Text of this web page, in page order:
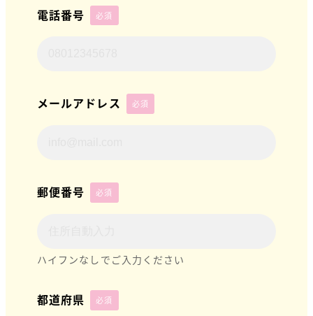
電話番号 必須
メールアドレス 必須
郵便番号 必須
ハイフンなしでご入力ください
都道府県 必須